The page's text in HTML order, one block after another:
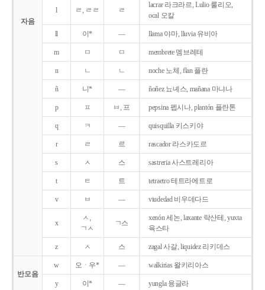
자음
l ㄹ, ㄹㄹ ㄹ
lacrar 라크라르, Lulio 룰리오,
ocal 오칼
ll 이* ― llama 야마, lluvia 유비아
m ㅁ ㅁ membrete 멤브레테
n ㄴ ㄴ noche 노체, flan 플란
ñ 니* ― ñoñez 뇨녜스, mañana 마냐나
p ㅍ ㅂ, 프 pepsina 펩시나, plantón 플란톤
q ㅋ ― quisquilla 키스키야
r ㄹ 르 rascador 라스카도르
s ㅅ 스 sastreria 사스트레리아
t ㅌ 트 tetraetro 테트라에트로
v ㅂ ― viudedad 비우데다드
x
ㅅ,
ㄱㅅ
ㄱ스
xenón 세논, laxante 락산테, yuxta
육스타
z ㅅ 스 zagal 사갈, liquidez 리키데스
반모음
w 오ㆍ우* ― walkirias 왈키리아스
y 이* ― yungla 융글라